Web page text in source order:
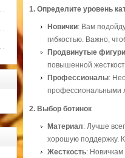
1. Определите уровень
Новички: Вам
гибкостью. Важно,
Продвинутые
повышенной
Профессионалы:
профессиональными
2. Выбор ботинок
Материал: Лучше
хорошую поддержку.
Жесткость: